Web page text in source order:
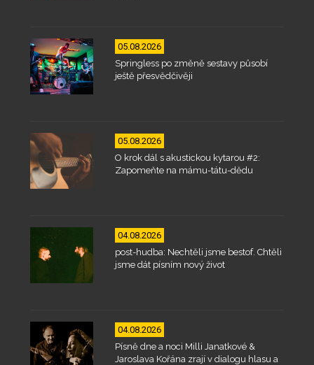
05.08.2026
Springless po změně sestavy působí
ještě přesvědčivěji
05.08.2026
O krok dál s akustickou kytarou #2:
Zapomeňte na mámu-tátu-dědu
04.08.2026
post-hudba: Nechtěli jsme bestof. Chtěli
jsme dát písním nový život
04.08.2026
Písně dne a noci Milli Janatkové &
Jaroslava Kořána zrají v dialogu hlasu a